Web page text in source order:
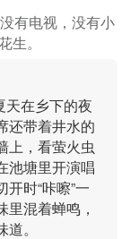
有电视，没有小
生。
天在乡下的夜
还带着井水的
上，看萤火虫
池塘里开演唱
时“咔嚓”一
混着蝉鸣，
。